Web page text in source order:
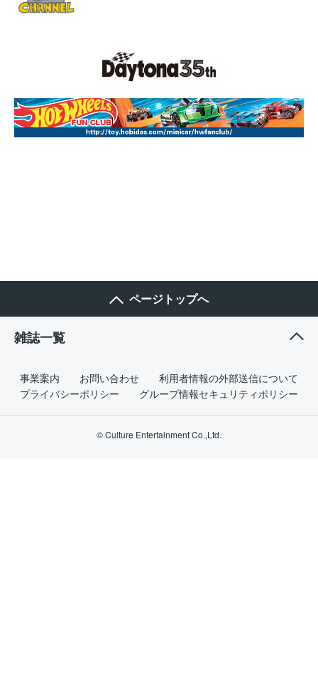
ページトップへ
雑誌一覧
事業案内 お問い合わせ
利用者情報の外部送信について
プライバシーポリシー
グループ情報セキュリティポリシー
© Culture Entertainment Co.,Ltd.